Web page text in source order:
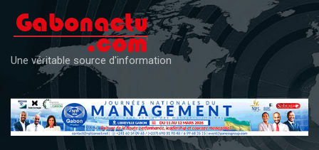
content
Une véritable source d'information